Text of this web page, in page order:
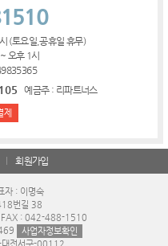
(토요일,공휴일 휴무)
오후 1시
예금주 : 리파트너스
제
회원가입
자 : 이명숙
번길 38
FAX : 042-488-1510
사업자정보확인